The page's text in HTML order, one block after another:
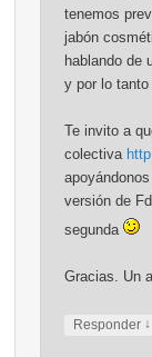
tenemos
jabón
hablando de
y por lo tanto
Te invito a
colectiva
versión de
segunda
Gracias. Un
Responder ↓